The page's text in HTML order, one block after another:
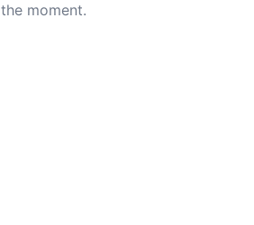
the moment.